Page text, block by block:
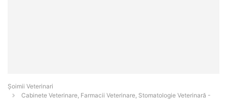
Șoimii Veterinari
Cabinete Veterinare, Farmacii Veterinare, Stomatologie Veterinară -